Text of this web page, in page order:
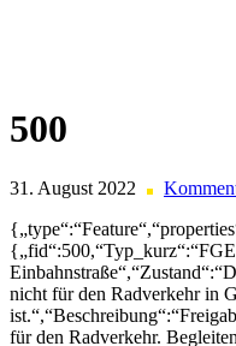
500
31. August 2022
nicht für den Radverkehr in
für den Radverkehr.